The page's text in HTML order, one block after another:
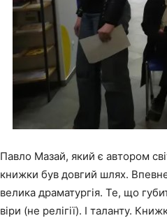
Павло Мазай, який є автором
книжки був довгий шлях.
велика драматургія. Те, що
віри (не релігії). І таланту.